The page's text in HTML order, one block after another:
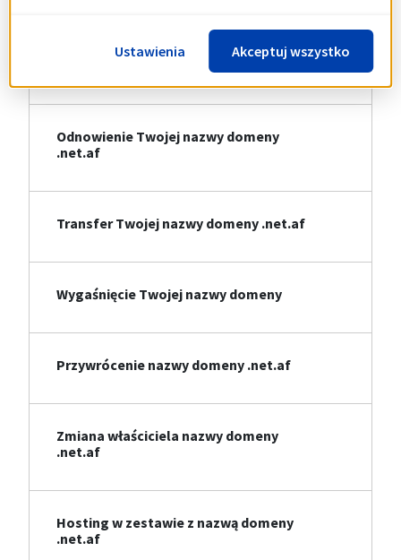
Rejestracja Twojej nazwy domeny
Odnowienie Twojej nazwy domeny
.net.af
Transfer Twojej nazwy domeny .net.af
Wygaśnięcie Twojej nazwy domeny
Przywrócenie nazwy domeny .net.af
Zmiana właściciela nazwy domeny
.net.af
Hosting w zestawie z nazwą domeny
.net.af
Ustawienia Akceptuj wszystko